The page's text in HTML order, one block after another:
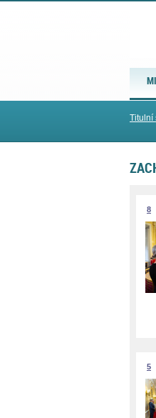
Titulní
8
5